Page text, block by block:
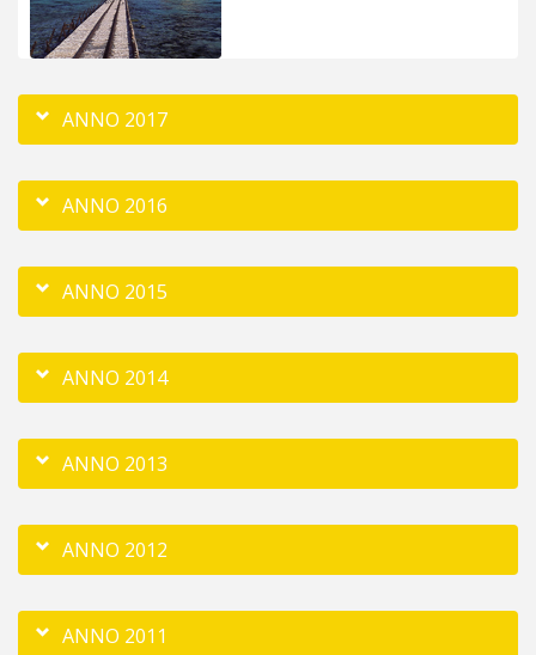
ANNO 2017
ANNO 2016
ANNO 2015
ANNO 2014
ANNO 2013
ANNO 2012
ANNO 2011